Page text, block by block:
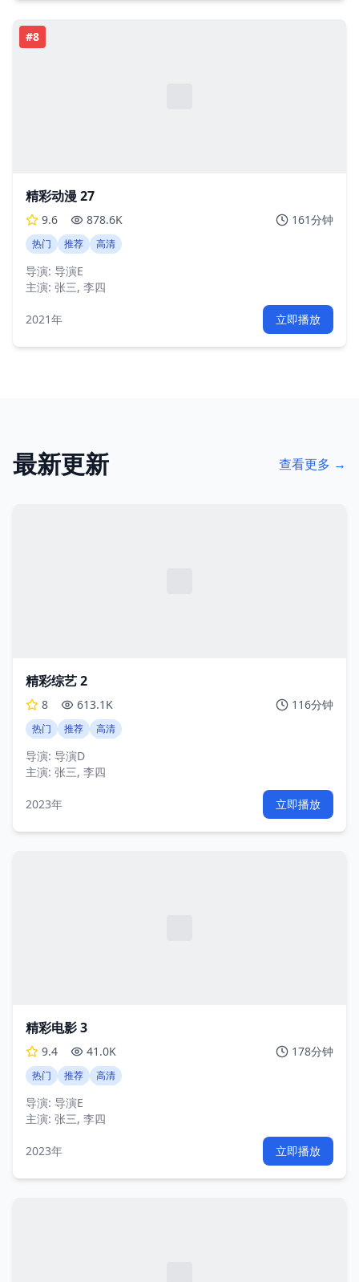
#8
精彩动漫 27
9.6 878.6K 161分钟
热门 推荐 高清
导演: 导演E
主演: 张三, 李四
2021年 立即播放
最新更新 查看更多 →
精彩综艺 2
8 613.1K 116分钟
热门 推荐 高清
导演: 导演D
主演: 张三, 李四
2023年 立即播放
精彩电影 3
9.4 41.0K 178分钟
热门 推荐 高清
导演: 导演E
主演: 张三, 李四
2023年 立即播放